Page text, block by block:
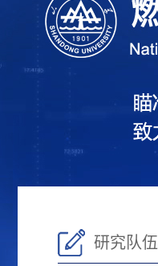
研究队伍